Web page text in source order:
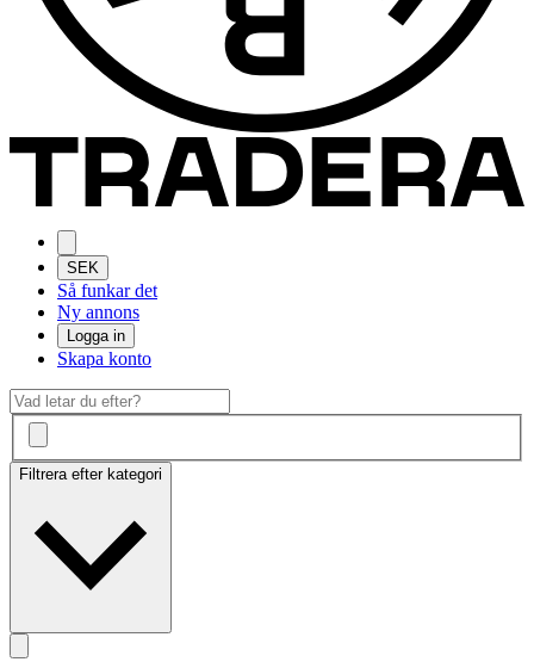
SEK
Så funkar det
Ny annons
Logga in
Skapa konto
Filtrera efter kategori